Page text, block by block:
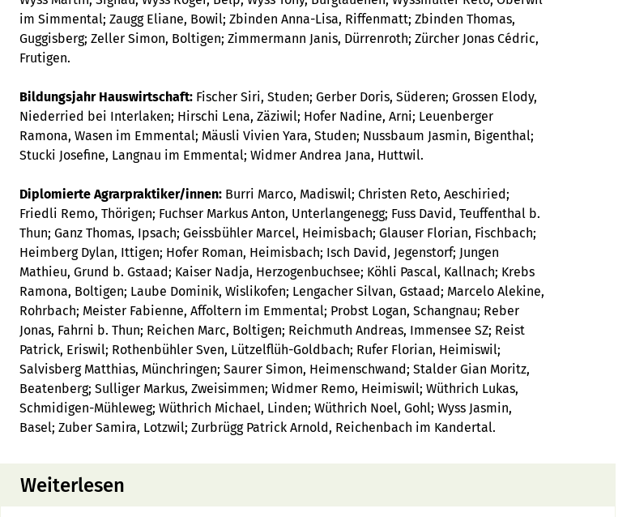
im Simmental; Zaugg Eliane, Bowil; Zbinden Anna-Lisa, Riffenmatt; Zbinden Thomas,
Guggisberg; Zeller Simon, Boltigen; Zimmermann Janis, Dürrenroth; Zürcher Jonas Cédric,
Frutigen.
Bildungsjahr Hauswirtschaft: Fischer Siri, Studen; Gerber Doris, Süderen; Grossen Elody,
Niederried bei Interlaken; Hirschi Lena, Zäziwil; Hofer Nadine, Arni; Leuenberger
Ramona, Wasen im Emmental; Mäusli Vivien Yara, Studen; Nussbaum Jasmin, Bigenthal;
Stucki Josefine, Langnau im Emmental; Widmer Andrea Jana, Huttwil.
Diplomierte Agrarpraktiker/innen: Burri Marco, Madiswil; Christen Reto, Aeschiried;
Friedli Remo, Thörigen; Fuchser Markus Anton, Unterlangenegg; Fuss David, Teuffenthal b.
Thun; Ganz Thomas, Ipsach; Geissbühler Marcel, Heimisbach; Glauser Florian, Fischbach;
Heimberg Dylan, Ittigen; Hofer Roman, Heimisbach; Isch David, Jegenstorf; Jungen
Mathieu, Grund b. Gstaad; Kaiser Nadja, Herzogenbuchsee; Köhli Pascal, Kallnach; Krebs
Ramona, Boltigen; Laube Dominik, Wislikofen; Lengacher Silvan, Gstaad; Marcelo Alekine,
Rohrbach; Meister Fabienne, Affoltern im Emmental; Probst Logan, Schangnau; Reber
Jonas, Fahrni b. Thun; Reichen Marc, Boltigen; Reichmuth Andreas, Immensee SZ; Reist
Patrick, Eriswil; Rothenbühler Sven, Lützelflüh-Goldbach; Rufer Florian, Heimiswil;
Salvisberg Matthias, Münchringen; Saurer Simon, Heimenschwand; Stalder Gian Moritz,
Beatenberg; Sulliger Markus, Zweisimmen; Widmer Remo, Heimiswil; Wüthrich Lukas,
Schmidigen-Mühleweg; Wüthrich Michael, Linden; Wüthrich Noel, Gohl; Wyss Jasmin,
Basel; Zuber Samira, Lotzwil; Zurbrügg Patrick Arnold, Reichenbach im Kandertal.
Weiterlesen